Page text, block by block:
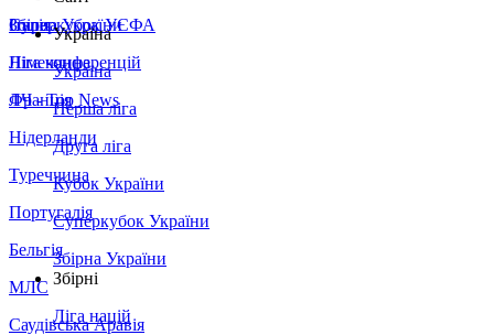
Збірна України
Італія
Німеччина
Франція
Нідерланди
Туреччина
Португалія
Бельгія
МЛС
Саудівська Аравія
Суперкубок УЄФА
Ліга конференцій
ЛЧ - Top News
Україна
Україна
Перша ліга
Друга ліга
Кубок України
Суперкубок України
Збірна України
Збірні
Ліга націй